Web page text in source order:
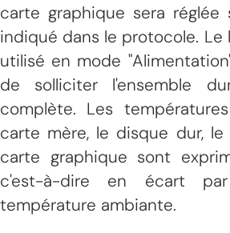
carte graphique sera réglée
indiqué dans le protocole. Le
utilisé en mode
de solliciter l'ensemble
complète. Les
carte mère, le disque dur,
carte graphique sont
c'est-à-dire en écart
température ambiante.